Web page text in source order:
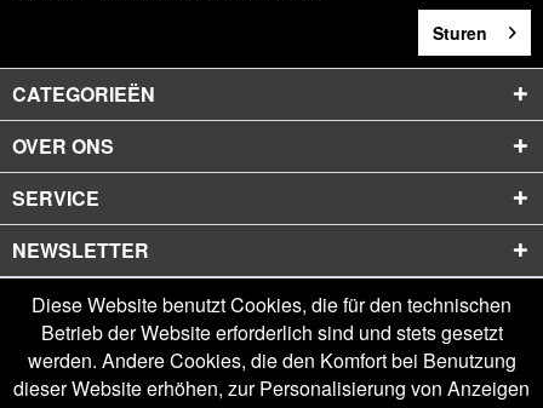
Sturen
CATEGORIEËN
OVER ONS
SERVICE
NEWSLETTER
Diese Website benutzt Cookies, die für den technischen
Betrieb der Website erforderlich sind und stets gesetzt
werden. Andere Cookies, die den Komfort bei Benutzung
dieser Website erhöhen, zur Personalisierung von Anzeigen